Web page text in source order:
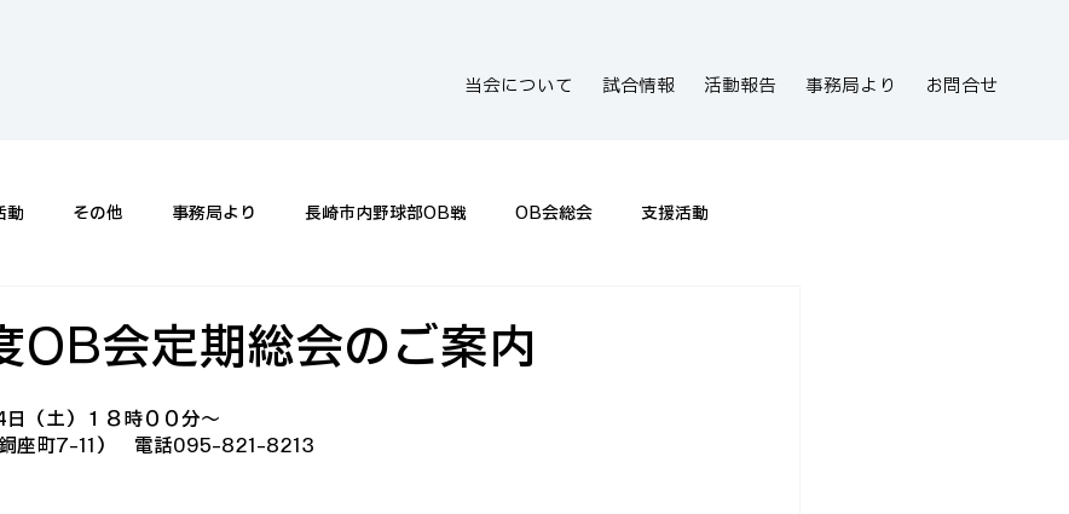
当会について 試合情報 活動報告 事務局より お問合せ
動 その他 事務局より 長崎市内野球部OB戦 OB会総会 支援活動
OB会定期総会のご案内
（土）１８時００分～
座町7-11）　電話095-821-8213